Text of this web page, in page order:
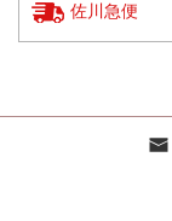
佐川急便